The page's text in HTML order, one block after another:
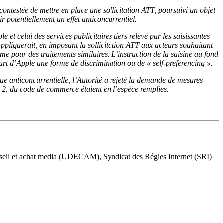
de mettre en place une sollicitation ATT, poursuivi un objet
potentiellement un effet anticoncurrentiel.
et celui des services publicitaires tiers relevé par les saisissantes
en imposant la sollicitation ATT aux acteurs souhaitant
pour des traitements similaires. L’instruction de la saisine au fond
d’Apple une forme de discrimination ou de « self-preferencing ».
anticoncurrentielle, l’Autorité a rejeté la demande de mesures
du code de commerce étaient en l’espèce remplies.
et achat media (UDECAM), Syndicat des Régies Internet (SRI)